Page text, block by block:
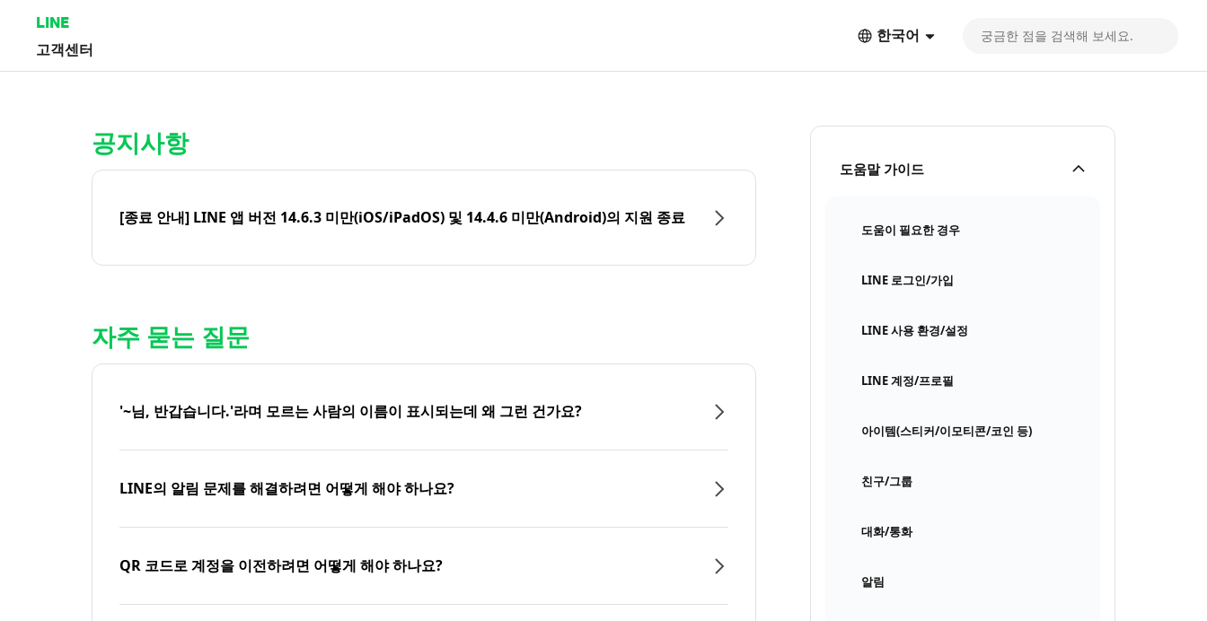
LINE
고객센터
한국어
도움말 가이드
도움이 필요한 경우
LINE 로그인/가입
LINE 사용 환경/설정
LINE 계정/프로필
아이템(스티커/이모티콘/코인 등)
친구/그룹
대화/통화
알림
공지사항
[종료 안내] LINE 앱 버전 14.6.3 미만(iOS/iPadOS) 및 14.4.6 미만(Android)의 지원 종료
자주 묻는 질문
'~님, 반갑습니다.'라며 모르는 사람의 이름이 표시되는데 왜 그런 건가요?
LINE의 알림 문제를 해결하려면 어떻게 해야 하나요?
QR 코드로 계정을 이전하려면 어떻게 해야 하나요?